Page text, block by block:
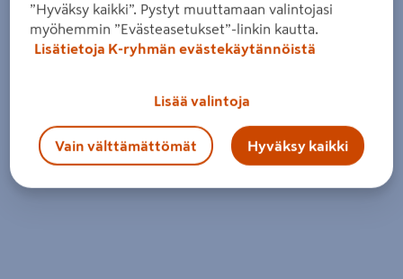
Sunnuntai
”Hyväksy kaikki”. Pystyt muuttamaan valintojasi
myöhemmin ”Evästeasetukset”-linkin kautta.
Lisätietoja K-ryhmän evästekäytännöistä
Lisää valintoja
Vain välttämättömät Hyväksy kaikki